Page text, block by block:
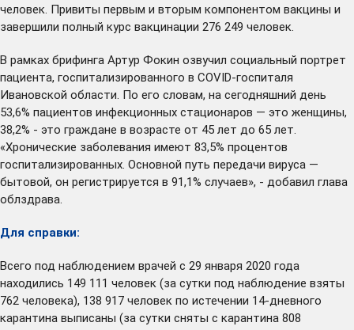
человек. Привиты первым и вторым компонентом вакцины и
завершили полный курс вакцинации 276 249 человек.
В рамках брифинга Артур Фокин озвучил социальный портрет
пациента, госпитализированного в COVID-госпиталя
Ивановской области. По его словам, на сегодняшний день
53,6% пациентов инфекционных стационаров — это женщины,
38,2% - это граждане в возрасте от 45 лет до 65 лет.
«Хронические заболевания имеют 83,5% процентов
госпитализированных. Основной путь передачи вируса —
бытовой, он регистрируется в 91,1% случаев», - добавил глава
облздрава.
Для справки:
Всего под наблюдением врачей с 29 января 2020 года
находились 149 111 человек (за сутки под наблюдение взяты
762 человека), 138 917 человек по истечении 14-дневного
карантина выписаны (за сутки сняты с карантина 808